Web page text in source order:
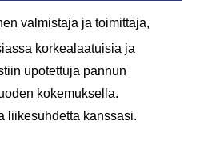
valmistaja ja toimittaja,
korkealaatuisia ja
upotettuja pannun
kokemuksella.
liikesuhdetta kanssasi.